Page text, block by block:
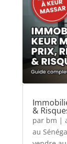
&
par bm |
au